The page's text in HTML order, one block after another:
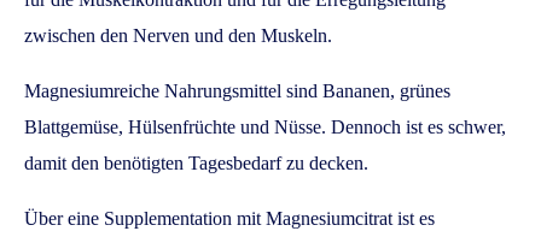
zwischen den Nerven und den Muskeln.
Magnesiumreiche Nahrungsmittel sind Bananen, grünes
Blattgemüse, Hülsenfrüchte und Nüsse. Dennoch ist es schwer,
damit den benötigten Tagesbedarf zu decken.
Über eine Supplementation mit Magnesiumcitrat ist es